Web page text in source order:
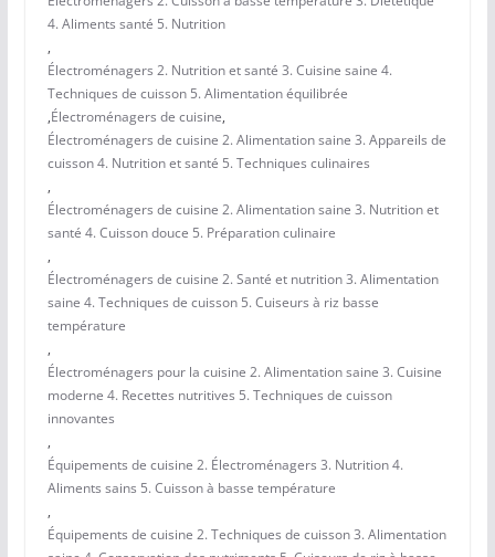
4. Aliments santé 5. Nutrition
,
Électroménagers 2. Nutrition et santé 3. Cuisine saine 4.
Techniques de cuisson 5. Alimentation équilibrée
,Électroménagers de cuisine,
Électroménagers de cuisine 2. Alimentation saine 3. Appareils de
cuisson 4. Nutrition et santé 5. Techniques culinaires
,
Électroménagers de cuisine 2. Alimentation saine 3. Nutrition et
santé 4. Cuisson douce 5. Préparation culinaire
,
Électroménagers de cuisine 2. Santé et nutrition 3. Alimentation
saine 4. Techniques de cuisson 5. Cuiseurs à riz basse
température
,
Électroménagers pour la cuisine 2. Alimentation saine 3. Cuisine
moderne 4. Recettes nutritives 5. Techniques de cuisson
innovantes
,
Équipements de cuisine 2. Électroménagers 3. Nutrition 4.
Aliments sains 5. Cuisson à basse température
,
Équipements de cuisine 2. Techniques de cuisson 3. Alimentation